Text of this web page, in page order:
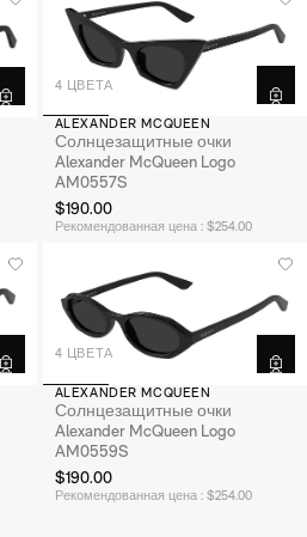
4 ЦВЕТА
ALEXANDER MCQUEEN
Солнцезащитные очки
Alexander McQueen Logo
AM0557S
$190.00
Рекомендованная цена : $254.00
4 ЦВЕТА
ALEXANDER MCQUEEN
Солнцезащитные очки
Alexander McQueen Logo
AM0559S
$190.00
Рекомендованная цена : $254.00